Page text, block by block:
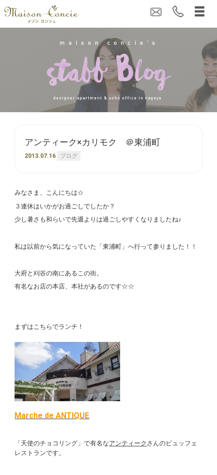
アンティーク×カリモク ＠東浦町
2013.07.16 ブログ
みなさま、こんにちは☆
３連休はいかがお過ごしでしたか？
少し暑さも和らいで先週よりは過ごしやすくなりましたね♪
私は以前から気になっていた「東浦町」へ行って参りました！！
大府と刈谷の南にあるこの街。
有名なお店の本店、本社があるのです☆☆
まずはこちらでランチ！
Marche de ANTIQUE
「天使のチョコリング」で有名なアンティーク さんのビュッフェ
レストランです。